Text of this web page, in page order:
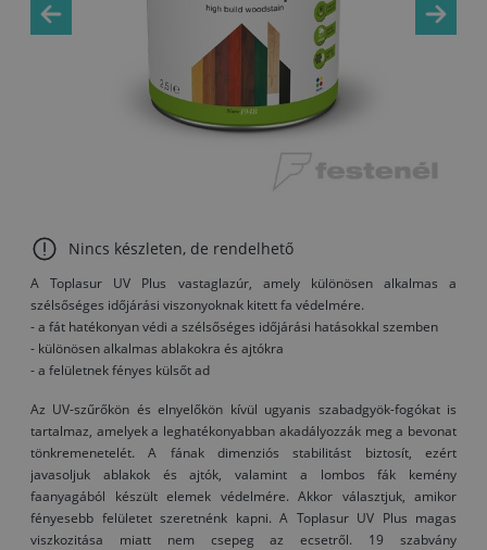
Nincs készleten, de rendelhető
A Toplasur UV Plus vastaglazúr, amely különösen alkalmas a
szélsőséges időjárási viszonyoknak kitett fa védelmére.
- a fát hatékonyan védi a szélsőséges időjárási hatásokkal szemben
- különösen alkalmas ablakokra és ajtókra
- a felületnek fényes külsőt ad
Az UV-szűrőkön és elnyelőkön kívül ugyanis szabadgyök-fogókat is
tartalmaz, amelyek a leghatékonyabban akadályozzák meg a bevonat
tönkremenetelét. A fának dimenziós stabilitást biztosít, ezért
javasoljuk ablakok és ajtók, valamint a lombos fák kemény
faanyagából készült elemek védelmére. Akkor választjuk, amikor
fényesebb felületet szeretnénk kapni. A Toplasur UV Plus magas
viszkozitása miatt nem csepeg az ecsetről. 19 szabvány